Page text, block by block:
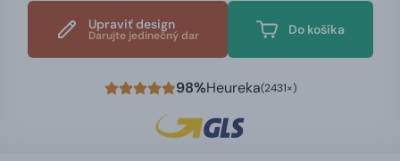
Upraviť design
Darujte jedinečný dar Do košíka
98%Heureka(2431×)